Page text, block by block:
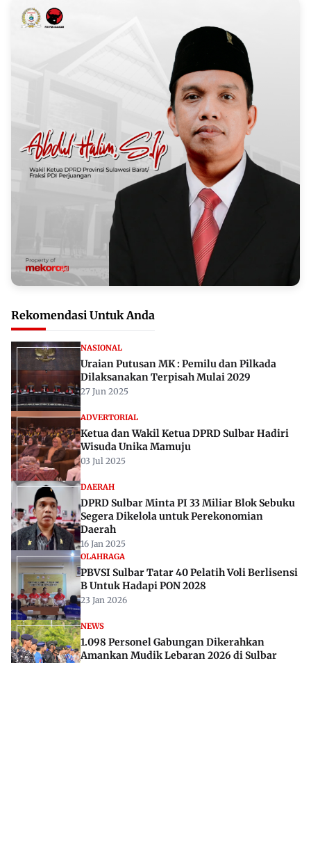
Rekomendasi Untuk Anda
NASIONAL
Uraian Putusan MK : Pemilu dan Pilkada
Dilaksanakan Terpisah Mulai 2029
27 Jun 2025
ADVERTORIAL
Ketua dan Wakil Ketua DPRD Sulbar Hadiri
Wisuda Unika Mamuju
03 Jul 2025
DAERAH
DPRD Sulbar Minta PI 33 Miliar Blok Sebuku
Segera Dikelola untuk Perekonomian
Daerah
16 Jan 2025
OLAHRAGA
PBVSI Sulbar Tatar 40 Pelatih Voli Berlisensi
B Untuk Hadapi PON 2028
23 Jan 2026
NEWS
1.098 Personel Gabungan Dikerahkan
Amankan Mudik Lebaran 2026 di Sulbar